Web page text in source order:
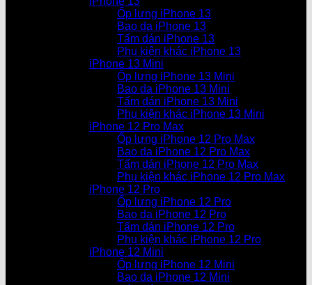
Ốp lưng iPhone 13
Bao da iPhone 13
Tấm dán iPhone 13
Phụ kiện khác iPhone 13
iPhone 13 Mini
Ốp lưng iPhone 13 Mini
Bao da iPhone 13 Mini
Tấm dán iPhone 13 Mini
Phụ kiện khác iPhone 13 Mini
iPhone 12 Pro Max
Ốp lưng iPhone 12 Pro Max
Bao da iPhone 12 Pro Max
Tấm dán iPhone 12 Pro Max
Phụ kiện khác iPhone 12 Pro Max
iPhone 12 Pro
Ốp lưng iPhone 12 Pro
Bao da iPhone 12 Pro
Tấm dán iPhone 12 Pro
Phụ kiện khác iPhone 12 Pro
iPhone 12 Mini
Ốp lưng iPhone 12 Mini
Bao da iPhone 12 Mini